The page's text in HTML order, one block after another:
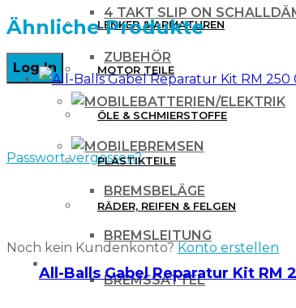
4 TAKT SLIP ON
ZUBEHÖR
BATTERIEN/ELEKTRIK
BREMSEN
BREMSBELÄGE
BREMSLEITUNG
BREMSSATTEL
Passwort vergessen?
Noch kein Kundenkonto? Konto erstellen
LENKER & ARMATUREN
MOTOR TEILE
ÖLE & SCHMIERSTOFFE
PLASTIKTEILE
RÄDER, REIFEN & FELGEN
WERKZEUG & ZUBEHÖR
Rahmenschützer
KTM
18,
Schwarz
Orange
Ähnliche Produkte
All-Balls Gabel Reparatur Kit RM